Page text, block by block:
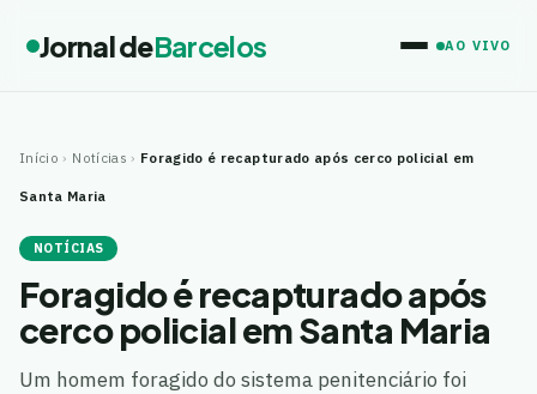
Jornal deBarcelos AO VIVO
Início › Notícias › Foragido é recapturado após cerco policial em
Santa Maria
NOTÍCIAS
Foragido é recapturado após
cerco policial em Santa Maria
Um homem foragido do sistema penitenciário foi